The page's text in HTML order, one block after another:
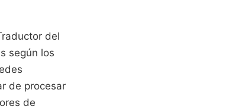
del
según los
de procesar
de